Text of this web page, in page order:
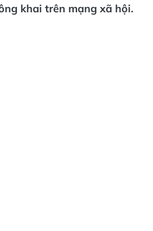
khai trên mạng xã hội.